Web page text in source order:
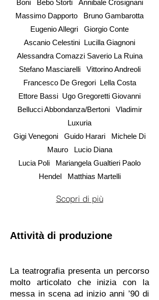
Boni Bebo Storti Annibale Crosignani
Massimo Dapporto Bruno Gambarotta
Eugenio Allegri Giorgio Conte
Ascanio Celestini Lucilla Giagnoni
Alessandra Comazzi Saverio La Ruina
Stefano Masciarelli Vittorino Andreoli
Francesco De Gregori Lella Costa
Ettore Bassi Ugo Gregoretti Giovanni
Bellucci Abbondanza/Bertoni Vladimir
Luxuria
Gigi Venegoni Guido Harari Michele Di
Mauro Lucio Diana
Lucia Poli Mariangela Gualtieri Paolo
Hendel Matthias Martelli
Scopri di più
Attività di produzione
La teatrografia presenta un percorso
molto articolato che inizia con la
messa in scena ad inizio anni ’90 di